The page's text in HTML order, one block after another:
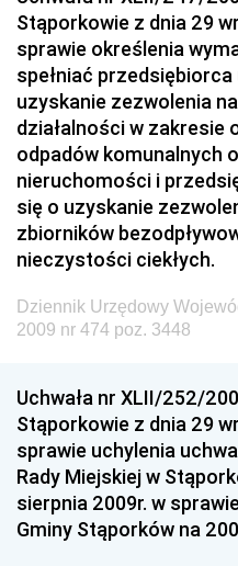
Dziennik Urzędowy
Dziennik Urzędowy
Dziennik Urzędowy
Kolejowego
Dziennik Urzędowy
Technologii
Dziennik Urzędowy
Dziennik Urzędowy
Państwowych
Dziennik Urzędowy
Rozwoju
Dziennik Urzędowy
Dziennik Urzędowy
Regionalnej
Dziennik Urzędowy
Dziennik Urzędowy
Stąporkowie z dnia 29
sprawie określenia
spełniać
uzyskanie zezwolenia
działalności w zakresie
odpadów komunalnych
nieruchomości i
się o uzyskanie
zbiorników
nieczystości ciekłych.
Dziennik Urzędowy
2009 nr 474 poz. 3448
Uchwała nr XLII/252/
Stąporkowie z dnia 29
sprawie uchylenia
Rady Miejskiej w
sierpnia 2009r. w
Gminy Stąporków na